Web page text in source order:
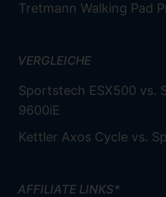
Tretmann Walking Pad
VERGLEICHE
Sportstech ESX500 vs.
9600iE
Kettler Axos Cycle vs.
AFFILIATE LINKS*